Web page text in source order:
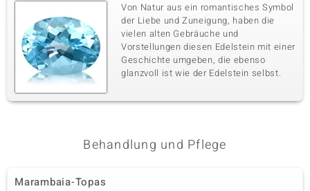
Von Natur aus ein romantisches Symbol
der Liebe und Zuneigung, haben die
vielen alten Gebräuche und
Vorstellungen diesen Edelstein mit einer
Geschichte umgeben, die ebenso
glanzvoll ist wie der Edelstein selbst.
Behandlung und Pflege
Marambaia-Topas